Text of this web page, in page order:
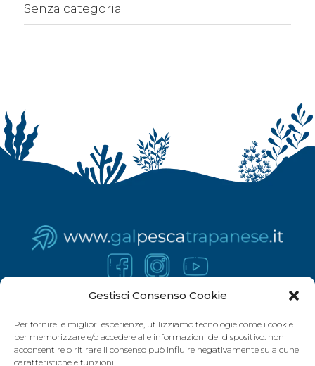
Gestisci Consenso Cookie
Per fornire le migliori esperienze, utilizziamo tecnologie come i cookie
per memorizzare e/o accedere alle informazioni del dispositivo: non
acconsentire o ritirare il consenso può influire negativamente su alcune
caratteristiche e funzioni.
Senza categoria